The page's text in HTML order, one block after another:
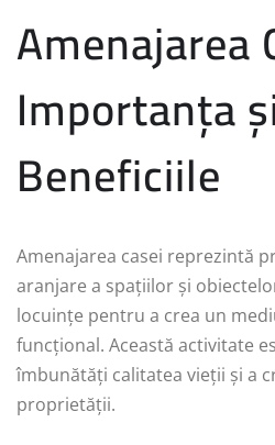
Amenajarea
Importanța
Beneficiile
Amenajarea casei reprezintă
aranjare a spațiilor și
locuințe pentru a crea un
funcțional. Această activitate
îmbunătăți calitatea vieții și a
proprietății.